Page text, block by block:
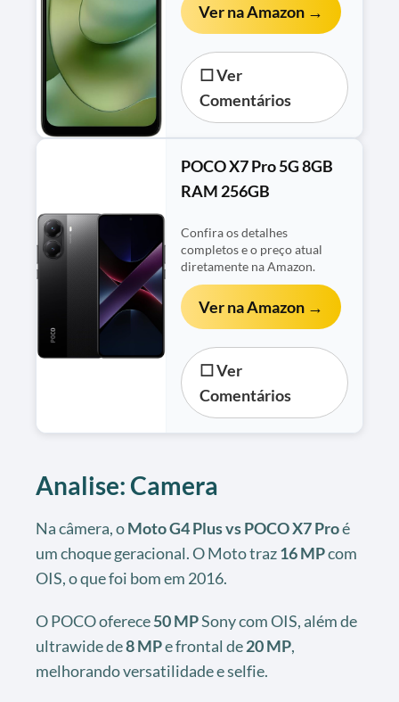
Ver na Amazon →
☐ Ver
Comentários
POCO X7 Pro 5G 8GB
RAM 256GB
Confira os detalhes
completos e o preço atual
diretamente na Amazon.
Ver na Amazon →
☐ Ver
Comentários
Analise: Camera
Na câmera, oMoto G4 Plus vs POCO X7 Proé
um choque geracional. O Moto traz16 MPcom
OIS, o que foi bom em 2016.
O POCO oferece50 MPSony com OIS, além de
ultrawide de8 MPe frontal de20 MP,
melhorando versatilidade e selfie.